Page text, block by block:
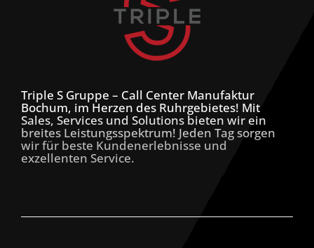
Triple S Gruppe – Call Center Manufaktur
Bochum, im Herzen des Ruhrgebietes! Mit
Sales, Services und Solutions bieten wir ein
breites Leistungsspektrum! Jeden Tag sorgen
wir für beste Kundenerlebnisse und
exzellenten Service.